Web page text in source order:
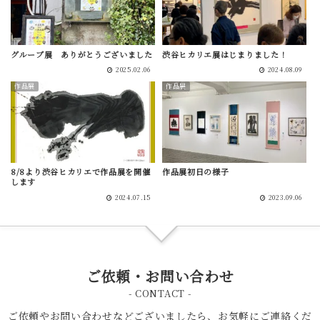
グループ展 ありがとうございました
2025.02.06
渋谷ヒカリエ展はじまりました！
2024.08.09
作品展
8/8より渋谷ヒカリエで作品展を開催
します
2024.07.15
作品展
作品展初日の様子
2023.09.06
ご依頼・お問い合わせ
- CONTACT -
ご依頼やお問い合わせなどございましたら、お気軽にご連絡くだ